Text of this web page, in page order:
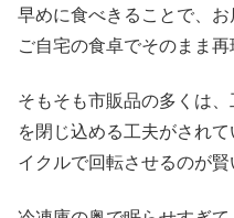
早めに食べきることで、お
ご自宅の食卓でそのまま再
そもそも市販品の多くは
を閉じ込める工夫がされ
イクルで回転させるのが賢